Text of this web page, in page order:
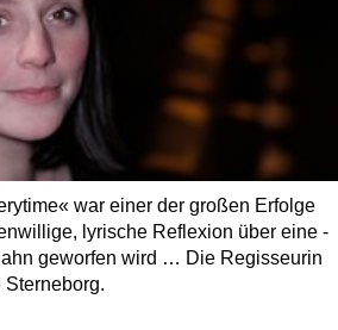
war einer der großen Erfolge
lyrische Reflexion über eine
geworfen wird … Die Regisseurin
Sterneborg.